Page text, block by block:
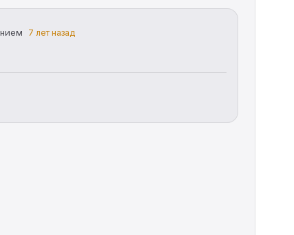
7 лет назад